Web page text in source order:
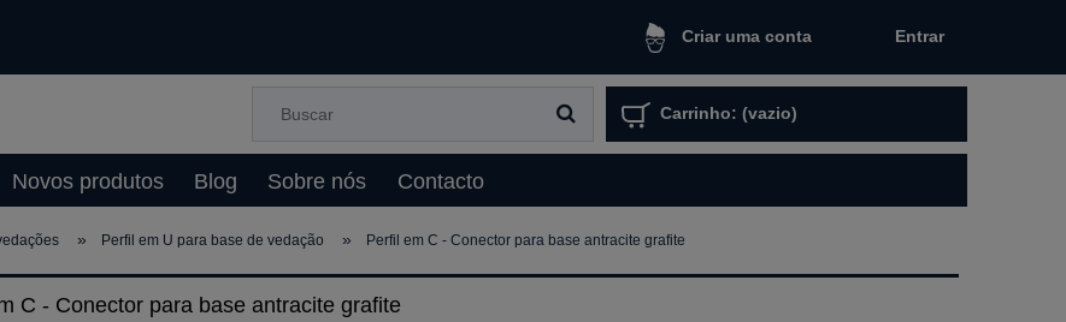
Criar uma conta Entrar
Carrinho: (vazio)
Novos produtos Blog Sobre nós Contacto
» Perfil em U para base de vedação » Perfil em C - Conector para base antracite grafite
C - Conector para base antracite grafite